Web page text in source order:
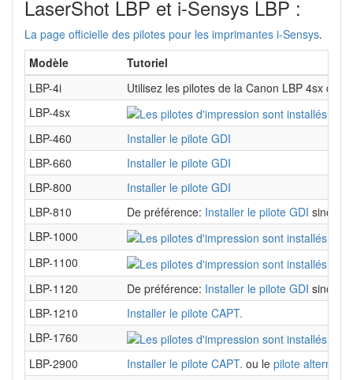
LaserShot LBP et i-Sensys LBP :
La page officielle des pilotes pour les imprimantes i-Sensys.
Modèle
Tutoriel
LBP-4i
Utilisez les pilotes de la Canon LBP 4sx qui
LBP-4sx
LBP-460
Installer le pilote GDI
LBP-660
Installer le pilote GDI
LBP-800
Installer le pilote GDI
LBP-810
De préférence: Installer le pilote GDI sinon:
LBP-1000
LBP-1100
LBP-1120
De préférence: Installer le pilote GDI sinon:
LBP-1210
Installer le pilote CAPT.
LBP-1760
LBP-2900
Installer le pilote CAPT. ou le pilote alternatif